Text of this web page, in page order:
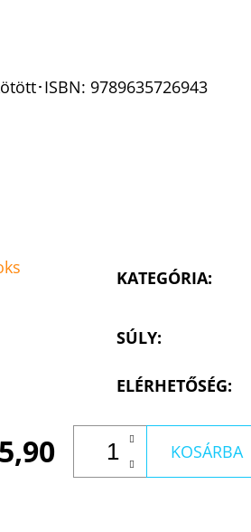
･ISBN: 9789635726943
KATEGÓRIA:
SÚLY:
ELÉRHETŐSÉG:
KOSÁRBA